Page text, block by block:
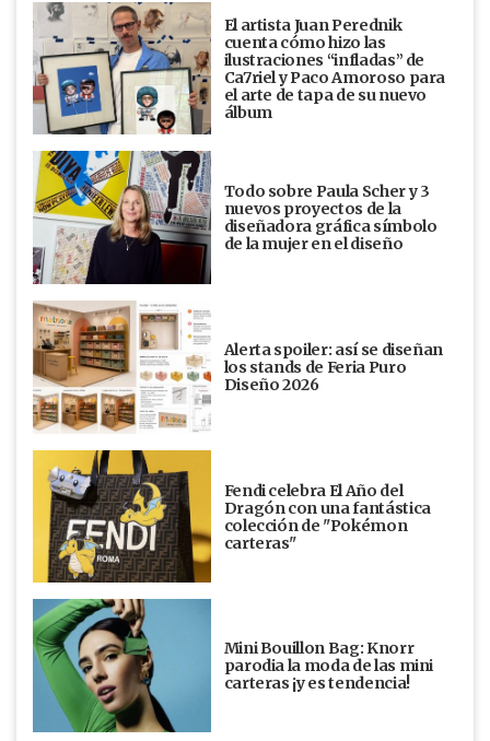
El artista Juan Perednik
cuenta cómo hizo las
ilustraciones “infladas” de
Ca7riel y Paco Amoroso para
el arte de tapa de su nuevo
álbum
Todo sobre Paula Scher y 3
nuevos proyectos de la
diseñadora gráfica símbolo
de la mujer en el diseño
Alerta spoiler: así se diseñan
los stands de Feria Puro
Diseño 2026
Fendi celebra El Año del
Dragón con una fantástica
colección de "Pokémon
carteras"
Mini Bouillon Bag: Knorr
parodia la moda de las mini
carteras ¡y es tendencia!